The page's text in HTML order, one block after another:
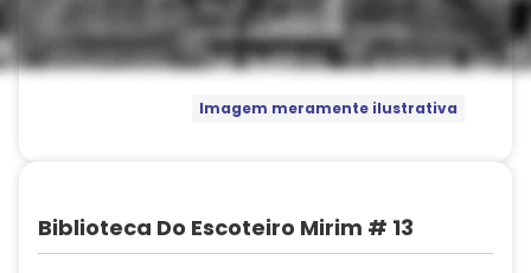
Imagem meramente ilustrativa
Biblioteca Do Escoteiro Mirim # 13